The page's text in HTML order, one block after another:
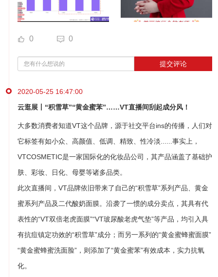
0 0
提交评论
2020-05-25 16:47:00
云逛展丨“积雪草”“黄金蜜苯”……VT直播间刮起成分风！
大多数消费者知道VT这个品牌，源于社交平台ins的传播，人们对
它标签有如小众、高颜值、低调、精致、性冷淡......事实上，
VTCOSMETIC是一家国际化的化妆品公司，其产品涵盖了基础护
肤、彩妆、日化、母婴等诸多品类。
此次直播间，VT品牌依旧带来了自己的“积雪草”系列产品、黄金
蜜系列产品及二代酸奶面膜。沿袭了一惯的成分卖点，其具有代
表性的“VT双倍老虎面膜”“VT玻尿酸老虎气垫”等产品，均引入具
有抗痘镇定功效的“积雪草”成分；而另一系列的“黄金蜜蜂蜜面膜”
“黄金蜜蜂蜜洗面脸”，则添加了“黄金蜜苯”有效成本，实力抗氧
化。